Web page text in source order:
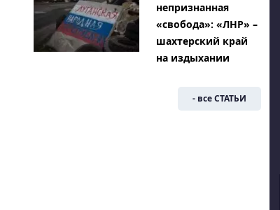
непризнанная
«свобода»: «ЛНР» –
шахтерский край
на издыхании
- все СТАТЬИ